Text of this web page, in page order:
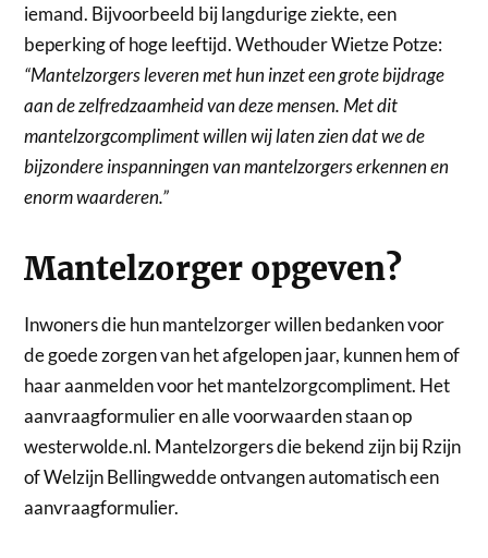
iemand. Bijvoorbeeld bij langdurige ziekte, een
beperking of hoge leeftijd. Wethouder Wietze Potze:
“Mantelzorgers leveren met hun inzet een grote bijdrage
aan de zelfredzaamheid van deze mensen. Met dit
mantelzorgcompliment willen wij laten zien dat we de
bijzondere inspanningen van mantelzorgers erkennen en
enorm waarderen.”
Mantelzorger opgeven?
Inwoners die hun mantelzorger willen bedanken voor
de goede zorgen van het afgelopen jaar, kunnen hem of
haar aanmelden voor het mantelzorgcompliment. Het
aanvraagformulier en alle voorwaarden staan op
westerwolde.nl. Mantelzorgers die bekend zijn bij Rzijn
of Welzijn Bellingwedde ontvangen automatisch een
aanvraagformulier.